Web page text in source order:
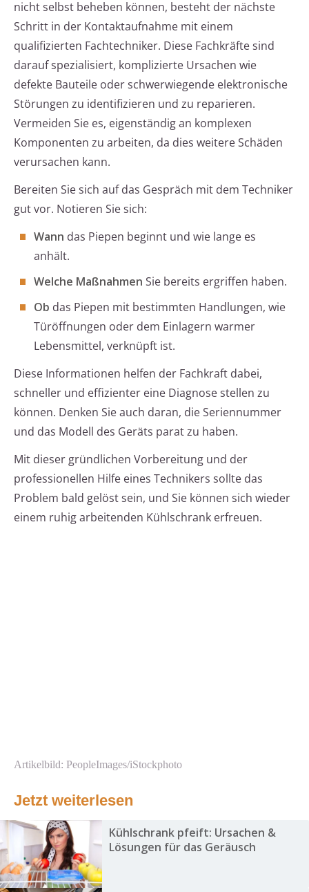
nicht selbst beheben können, besteht der nächste
Schritt in der Kontaktaufnahme mit einem
qualifizierten Fachtechniker. Diese Fachkräfte sind
darauf spezialisiert, komplizierte Ursachen wie
defekte Bauteile oder schwerwiegende elektronische
Störungen zu identifizieren und zu reparieren.
Vermeiden Sie es, eigenständig an komplexen
Komponenten zu arbeiten, da dies weitere Schäden
verursachen kann.
Bereiten Sie sich auf das Gespräch mit dem Techniker
gut vor. Notieren Sie sich:
Wann das Piepen beginnt und wie lange es
anhält.
Welche Maßnahmen Sie bereits ergriffen haben.
Ob das Piepen mit bestimmten Handlungen, wie
Türöffnungen oder dem Einlagern warmer
Lebensmittel, verknüpft ist.
Diese Informationen helfen der Fachkraft dabei,
schneller und effizienter eine Diagnose stellen zu
können. Denken Sie auch daran, die Seriennummer
und das Modell des Geräts parat zu haben.
Mit dieser gründlichen Vorbereitung und der
professionellen Hilfe eines Technikers sollte das
Problem bald gelöst sein, und Sie können sich wieder
einem ruhig arbeitenden Kühlschrank erfreuen.
Artikelbild: PeopleImages/iStockphoto
Jetzt weiterlesen
Kühlschrank pfeift: Ursachen &
Lösungen für das Geräusch